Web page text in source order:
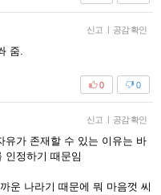
신고 | 공감 확인
줌.
0
0
신고 | 공감 확인
유가 존재할 수 있는 이유는 바
인정하기 때문임
운 나라기 때문에 뭐 마음껏 씨